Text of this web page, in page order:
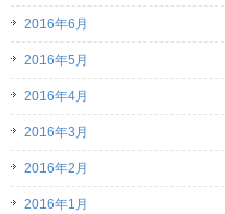
2016年6月
2016年5月
2016年4月
2016年3月
2016年2月
2016年1月